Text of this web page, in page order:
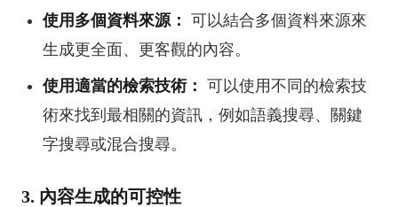
使用多個資料來源： 可以結合多個資料來源來
生成更全面、更客觀的內容。
使用適當的檢索技術： 可以使用不同的檢索技
術來找到最相關的資訊，例如語義搜尋、關鍵
字搜尋或混合搜尋。
3. 內容生成的可控性